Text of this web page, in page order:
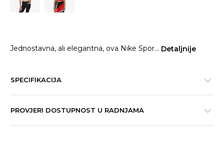
Jednostavna, ali elegantna, ova Nike Spor... Detaljnije
SPECIFIKACIJA
PROVJERI DOSTUPNOST U RADNJAMA